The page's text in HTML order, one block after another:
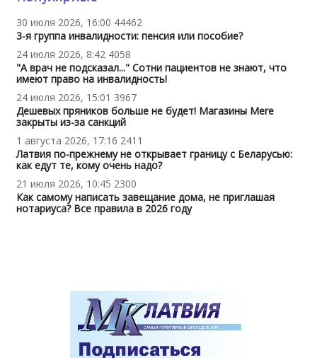
30 июля 2026, 16:00 44462
3-я группа инвалидности: пенсия или пособие?
24 июля 2026, 8:42 4058
"А врач не подсказал..." Сотни пациентов не знают, что
имеют право на инвалидность!
24 июля 2026, 15:01 3967
Дешевых пряников больше не будет! Магазины Mere
закрыты из-за санкций
1 августа 2026, 17:16 2411
Латвия по-прежнему не открывает границу с Беларусью:
как едут те, кому очень надо?
21 июля 2026, 10:45 2300
Как самому написать завещание дома, не приглашая
нотариуса? Все правила в 2026 году